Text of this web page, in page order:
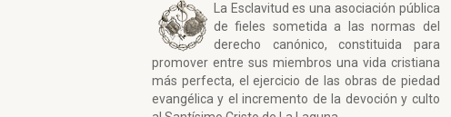
La Esclavitud es una asociación pública
de fieles sometida a las normas del
derecho canónico, constituida para
promover entre sus miembros una vida cristiana
más perfecta, el ejercicio de las obras de piedad
evangélica y el incremento de la devoción y culto